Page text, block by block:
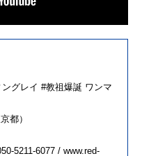
グレイ #教祖爆誕 ワンマ
都）
5211-6077 / www.red-